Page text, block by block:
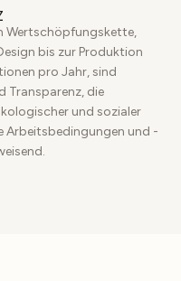
Wertschöpfungskette,
bis zur Produktion
pro Jahr, sind
Transparenz, die
und sozialer
Arbeitsbedingungen und -